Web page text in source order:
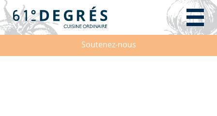
Soutenez-nous